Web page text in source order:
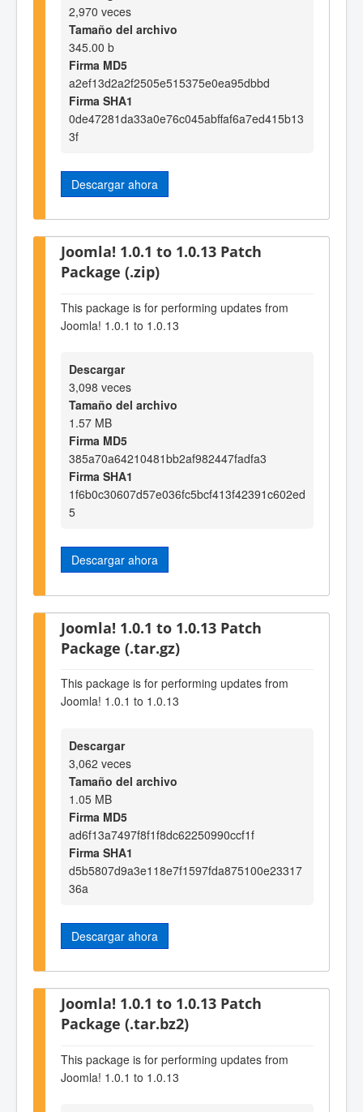
2,970 veces
Tamaño del archivo
345.00 b
Firma MD5
a2ef13d2a2f2505e515375e0ea95dbbd
Firma SHA1
0de47281da33a0e76c045abffaf6a7ed415b13
3f
Descargar ahora
Joomla! 1.0.1 to 1.0.13 Patch
Package (.zip)
This package is for performing updates from
Joomla! 1.0.1 to 1.0.13
Descargar
3,098 veces
Tamaño del archivo
1.57 MB
Firma MD5
385a70a64210481bb2af982447fadfa3
Firma SHA1
1f6b0c30607d57e036fc5bcf413f42391c602ed
5
Descargar ahora
Joomla! 1.0.1 to 1.0.13 Patch
Package (.tar.gz)
This package is for performing updates from
Joomla! 1.0.1 to 1.0.13
Descargar
3,062 veces
Tamaño del archivo
1.05 MB
Firma MD5
ad6f13a7497f8f1f8dc62250990ccf1f
Firma SHA1
d5b5807d9a3e118e7f1597fda875100e23317
36a
Descargar ahora
Joomla! 1.0.1 to 1.0.13 Patch
Package (.tar.bz2)
This package is for performing updates from
Joomla! 1.0.1 to 1.0.13